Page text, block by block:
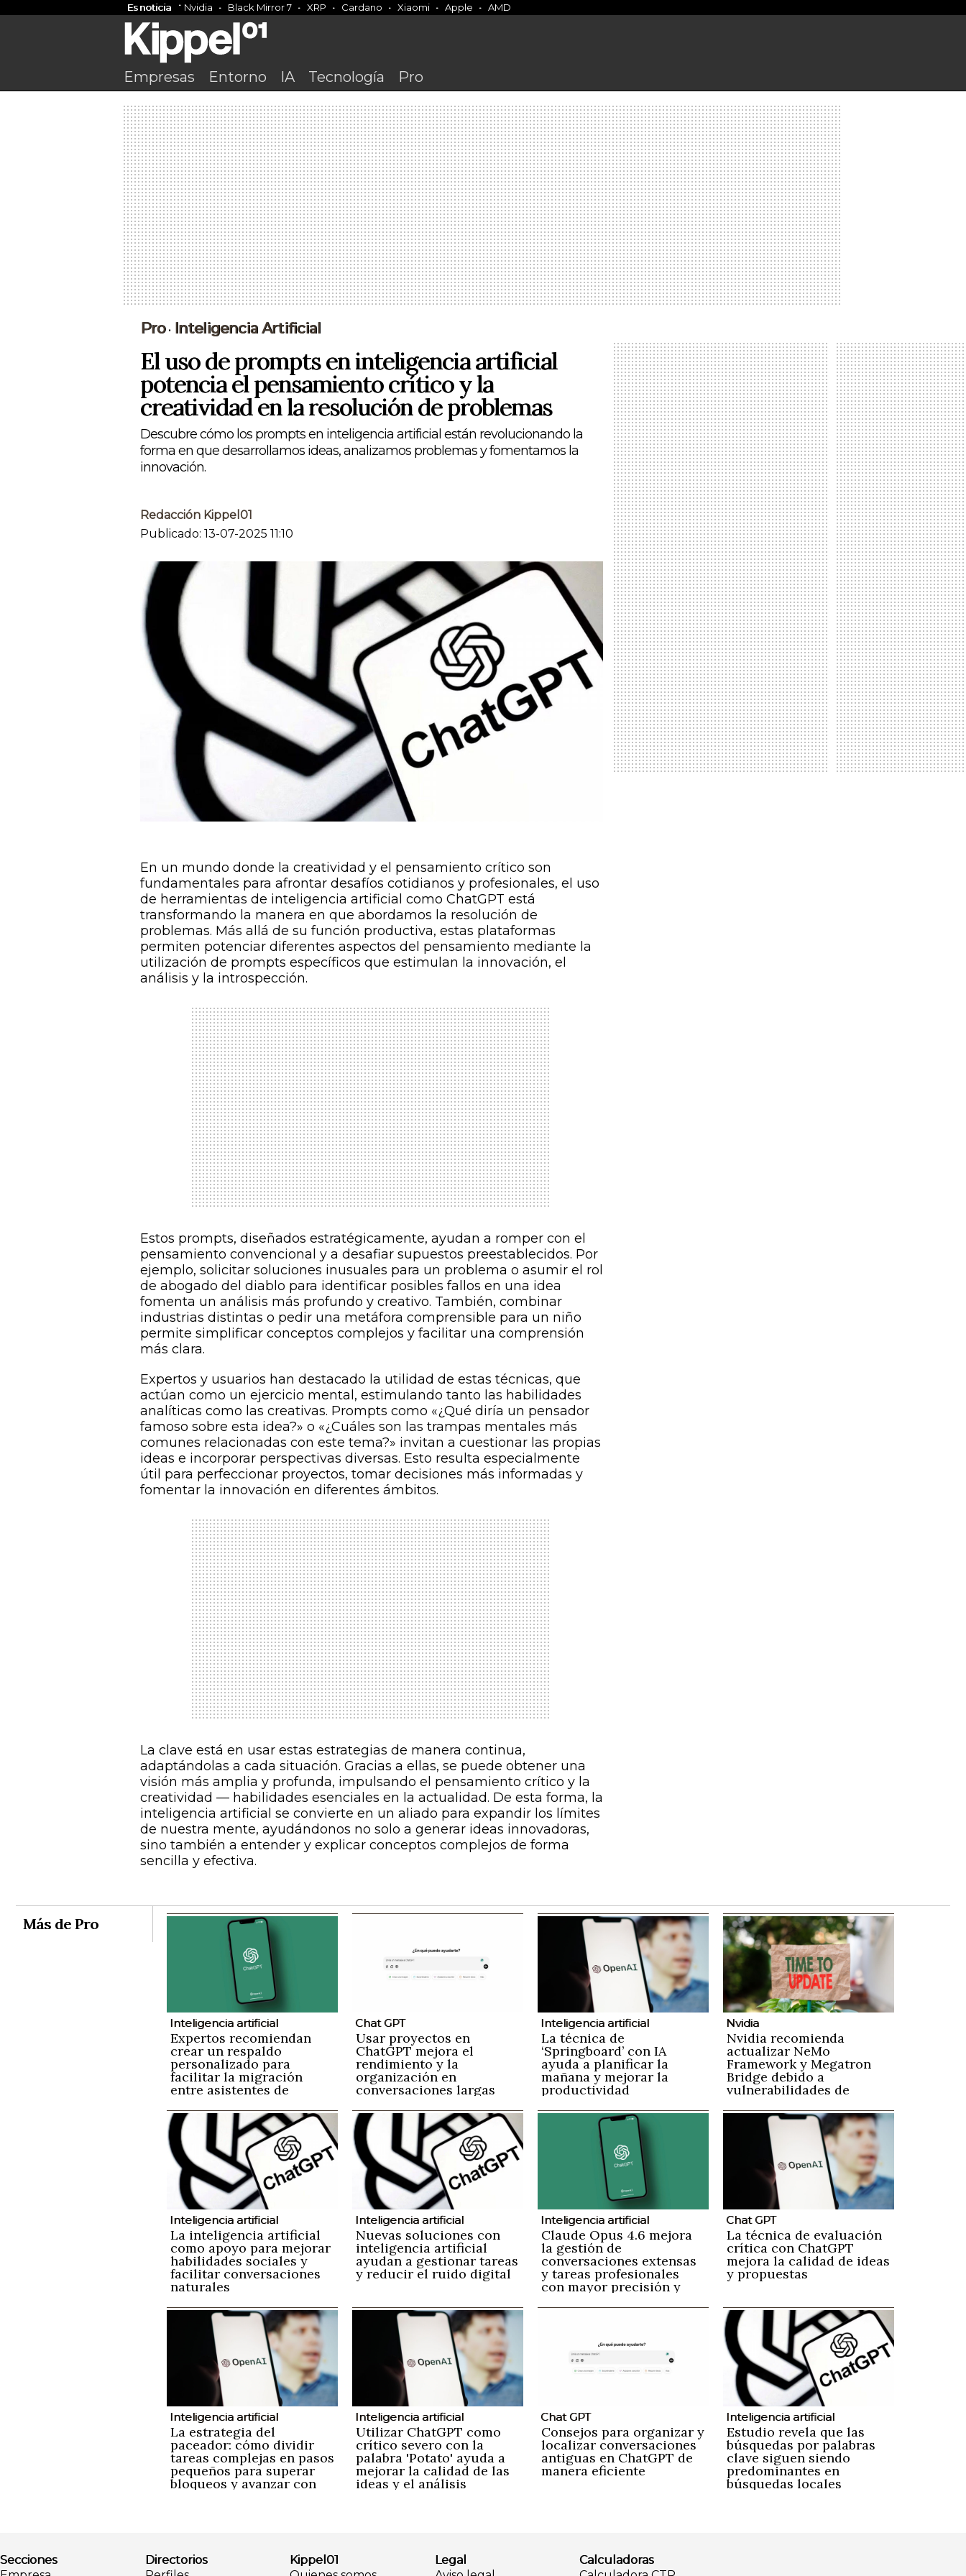
Es noticia Nvidia Black Mirror 7 XRP Cardano Xiaomi Apple AMD
Empresas Entorno IA Tecnología Pro
Pro• Inteligencia Artificial
El uso de prompts en inteligencia artificial
potencia el pensamiento crítico y la
creatividad en la resolución de problemas
Descubre cómo los prompts en inteligencia artificial están revolucionando la
forma en que desarrollamos ideas, analizamos problemas y fomentamos la
innovación.
Redacción Kippel01
Publicado: 13-07-2025 11:10
En un mundo donde la creatividad y el pensamiento crítico son
fundamentales para afrontar desafíos cotidianos y profesionales, el uso
de herramientas de inteligencia artificial como ChatGPT está
transformando la manera en que abordamos la resolución de
problemas. Más allá de su función productiva, estas plataformas
permiten potenciar diferentes aspectos del pensamiento mediante la
utilización de prompts específicos que estimulan la innovación, el
análisis y la introspección.
Estos prompts, diseñados estratégicamente, ayudan a romper con el
pensamiento convencional y a desafiar supuestos preestablecidos. Por
ejemplo, solicitar soluciones inusuales para un problema o asumir el rol
de abogado del diablo para identificar posibles fallos en una idea
fomenta un análisis más profundo y creativo. También, combinar
industrias distintas o pedir una metáfora comprensible para un niño
permite simplificar conceptos complejos y facilitar una comprensión
más clara.
Expertos y usuarios han destacado la utilidad de estas técnicas, que
actúan como un ejercicio mental, estimulando tanto las habilidades
analíticas como las creativas. Prompts como «¿Qué diría un pensador
famoso sobre esta idea?» o «¿Cuáles son las trampas mentales más
comunes relacionadas con este tema?» invitan a cuestionar las propias
ideas e incorporar perspectivas diversas. Esto resulta especialmente
útil para perfeccionar proyectos, tomar decisiones más informadas y
fomentar la innovación en diferentes ámbitos.
La clave está en usar estas estrategias de manera continua,
adaptándolas a cada situación. Gracias a ellas, se puede obtener una
visión más amplia y profunda, impulsando el pensamiento crítico y la
creatividad — habilidades esenciales en la actualidad. De esta forma, la
inteligencia artificial se convierte en un aliado para expandir los límites
de nuestra mente, ayudándonos no solo a generar ideas innovadoras,
sino también a entender y explicar conceptos complejos de forma
sencilla y efectiva.
Más de Pro
Inteligencia artificial
Expertos recomiendan
crear un respaldo
personalizado para
facilitar la migración
entre asistentes de
perder información
Chat GPT
Usar proyectos en
ChatGPT mejora el
rendimiento y la
organización en
conversaciones largas
Inteligencia artificial
La técnica de
‘Springboard’ con IA
ayuda a planificar la
mañana y mejorar la
productividad
Nvidia
Nvidia recomienda
actualizar NeMo
Framework y Megatron
Bridge debido a
vulnerabilidades de
Inteligencia artificial
La inteligencia artificial
como apoyo para mejorar
habilidades sociales y
facilitar conversaciones
naturales
Inteligencia artificial
Nuevas soluciones con
inteligencia artificial
ayudan a gestionar tareas
y reducir el ruido digital
Inteligencia artificial
Claude Opus 4.6 mejora
la gestión de
conversaciones extensas
y tareas profesionales
con mayor precisión y
Chat GPT
La técnica de evaluación
crítica con ChatGPT
mejora la calidad de ideas
y propuestas
Inteligencia artificial
La estrategia del
paceador: cómo dividir
tareas complejas en pasos
pequeños para superar
bloqueos y avanzar con
Inteligencia artificial
Utilizar ChatGPT como
crítico severo con la
palabra 'Potato' ayuda a
mejorar la calidad de las
ideas y el análisis
Chat GPT
Consejos para organizar y
localizar conversaciones
antiguas en ChatGPT de
manera eficiente
Inteligencia artificial
Estudio revela que las
búsquedas por palabras
clave siguen siendo
predominantes en
búsquedas locales
Secciones
Directorios
Kippel01
Legal
Calculadoras